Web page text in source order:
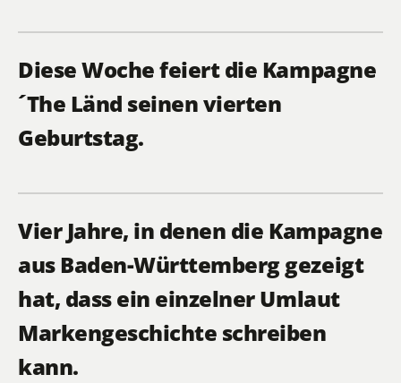
Diese Woche feiert die Kampagne
´The Länd seinen vierten
Geburtstag.
Vier Jahre, in denen die Kampagne
aus Baden-Württemberg gezeigt
hat, dass ein einzelner Umlaut
Markengeschichte schreiben
kann.